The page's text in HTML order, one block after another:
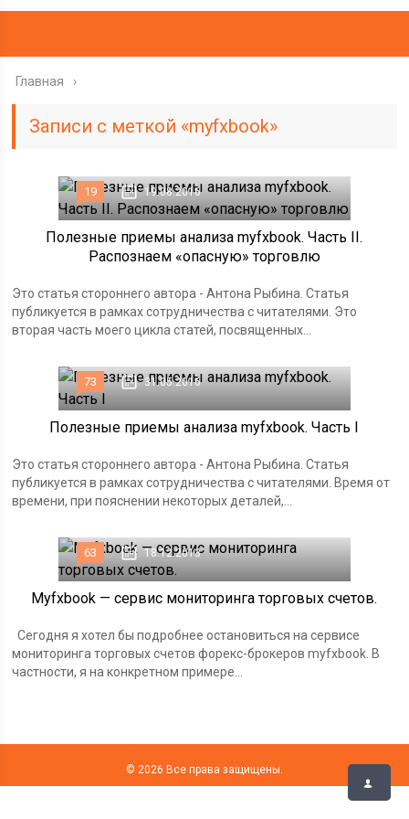
Главная
Записи с меткой «myfxbook»
19 19.08.2016
Полезные приемы анализа myfxbook. Часть II.
Распознаем «опасную» торговлю
Это статья стороннего автора - Антона Рыбина. Статья
публикуется в рамках сотрудничества с читателями. Это
вторая часть моего цикла статей, посвященных...
73 31.05.2016
Полезные приемы анализа myfxbook. Часть I
Это статья стороннего автора - Антона Рыбина. Статья
публикуется в рамках сотрудничества с читателями. Время от
времени, при пояснении некоторых деталей,...
63 18.12.2013
Myfxbook — сервис мониторинга торговых счетов.
Сегодня я хотел бы подробнее остановиться на сервисе
мониторинга торговых счетов форекс-брокеров myfxbook. В
частности, я на конкретном примере...
© 2026 Все права защищены.